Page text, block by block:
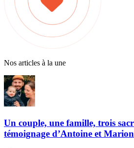
Nos articles à la une
Un couple, une famille, trois
témoignage d’Antoine et Marion